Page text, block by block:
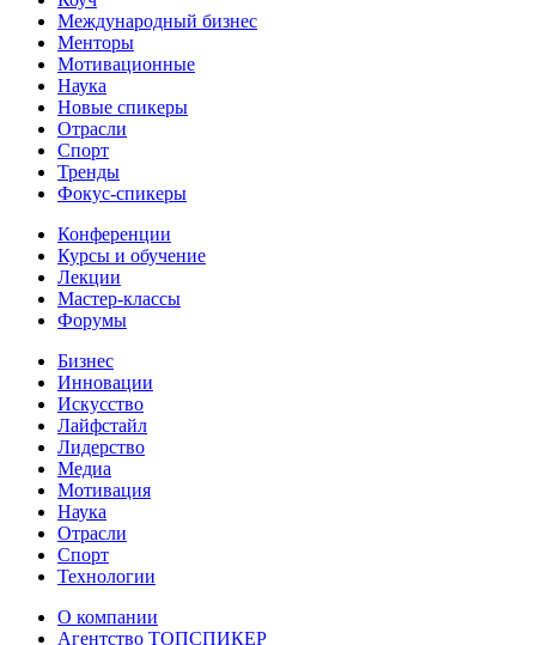
Международный бизнес
Менторы
Мотивационные
Наука
Новые спикеры
Отрасли
Спорт
Тренды
Фокус-спикеры
Конференции
Курсы и обучение
Лекции
Мастер-классы
Форумы
Бизнес
Инновации
Искусство
Лайфстайл
Лидерство
Медиа
Мотивация
Наука
Отрасли
Спорт
Технологии
О компании
Агентство ТОПСПИКЕР